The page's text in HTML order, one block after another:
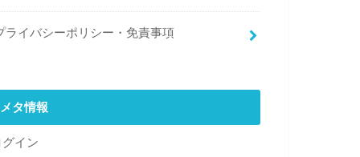
ライバシーポリシー・免責事項
メタ情報
グイン